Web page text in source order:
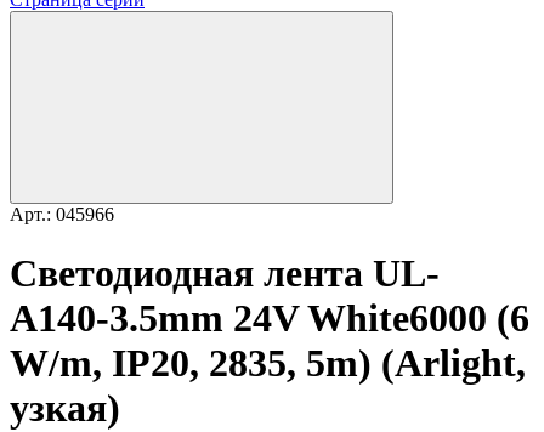
Арт.: 045966
Светодиодная лента UL-
A140-3.5mm 24V White6000 (6
W/m, IP20, 2835, 5m) (Arlight,
узкая)